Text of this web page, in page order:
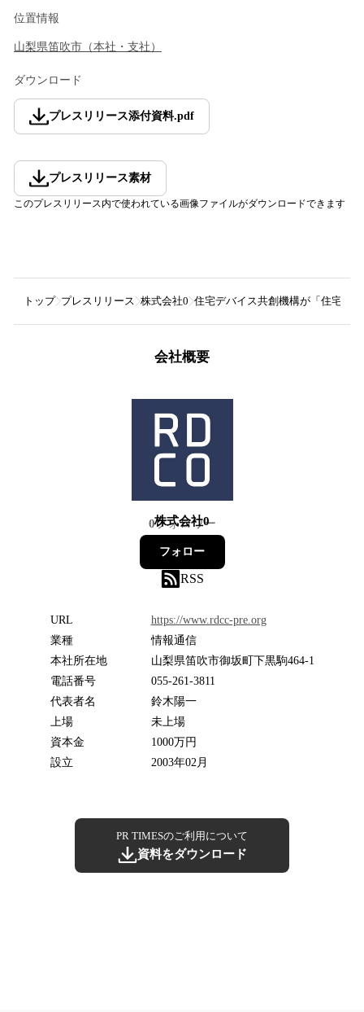
位置情報
山梨県笛吹市 （本社・支社 ）
ダウンロード
プレスリリース添付資料.pdf
プレスリリース素材
このプレスリリース内で使われている画像ファイルがダウンロードできます
トップ プレスリリース 株式会社0 住宅デバイス共創機構が「住宅デ
会社概要
株式会社0
0フォロワー
フォロー
RSS
URL
https://www.rdcc-pre.org
業種
情報通信
本社所在地
山梨県笛吹市御坂町下黒駒464-1
電話番号
055-261-3811
代表者名
鈴木陽一
上場
未上場
資本金
1000万円
設立
2003年02月
PR TIMESのご利用について
資料をダウンロード